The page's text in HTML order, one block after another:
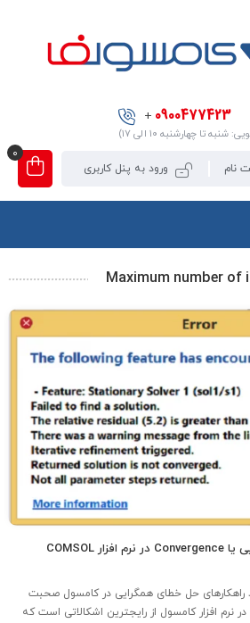
0900477423
+
شنبه تا چهارشنبه ۱۰ الی ۱۷)
نام ورود به پنل کاربری
0
راهکارهای رفع خطاهای همگرایی یا Convergence در نرم افزار COMSOL
راهکارهای حل خطای همگرایی در کامسول صحبت
افزار کامسول از رایجترین اشکالاتی است که